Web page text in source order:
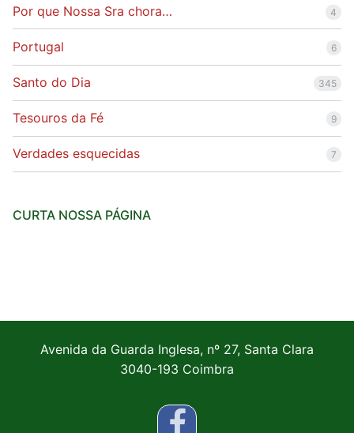
Por que Nossa Sra chora… 4
Portugal 6
Santo do Dia 345
Tesouros da Fé 9
Verdades esquecidas 7
CURTA NOSSA PÁGINA
Avenida da Guarda Inglesa, nº 27, Santa Clara
3040-193 Coimbra